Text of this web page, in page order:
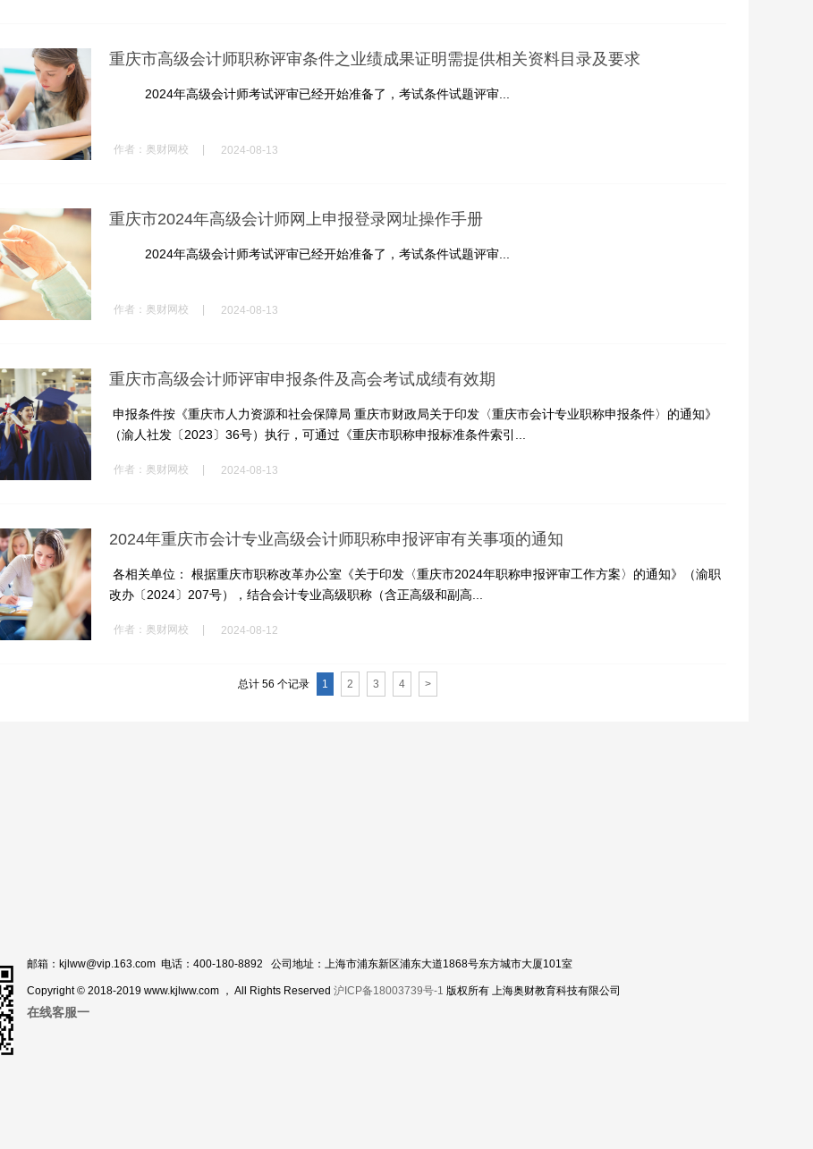
重庆市高级会计师职称评审条件之业绩成果证明需提供相关资料目录及要求
2024年高级会计师考试评审已经开始准备了，考试条件试题评审...
作者： 奥财网校 | 2024-08-13
重庆市2024年高级会计师网上申报登录网址操作手册
2024年高级会计师考试评审已经开始准备了，考试条件试题评审...
作者： 奥财网校 | 2024-08-13
重庆市高级会计师评审申报条件及高会考试成绩有效期
申报条件按《重庆市人力资源和社会保障局 重庆市财政局关于印发〈重庆市会计专业职称申报条件〉的通知》
（渝人社发〔2023〕36号）执行，可通过《重庆市职称申报标准条件索引...
作者： 奥财网校 | 2024-08-13
2024年重庆市会计专业高级会计师职称申报评审有关事项的通知
各相关单位： 根据重庆市职称改革办公室《关于印发〈重庆市2024年职称申报评审工作方案〉的通知》（渝职
改办〔2024〕207号），结合会计专业高级职称（含正高级和副高...
作者： 奥财网校 | 2024-08-12
总计 56 个记录 1 2 3 4 >
邮箱：kjlww@vip.163.com 电话：400-180-8892 公司地址：上海市浦东新区浦东大道1868号东方城市大厦101室
Copyright © 2018-2019 www.kjlww.com ， All Rights Reserved 沪ICP备18003739号-1 版权所有 上海奥财教育科技有限公司
在线客服一